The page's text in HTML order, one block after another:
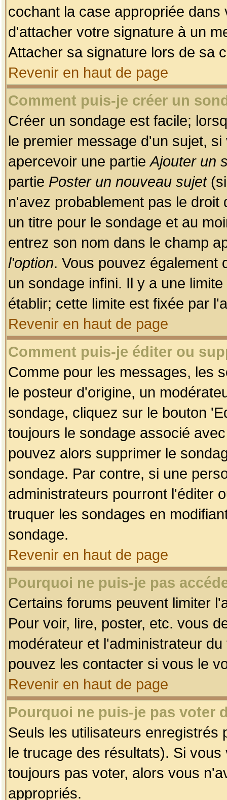
cochant la case appropriée
d'attacher votre signature à un
Attacher sa signature lors de sa
Revenir en haut de page
Comment puis-je créer un
Créer un sondage est facile;
le premier message d'un sujet,
apercevoir une partieAjouter un
partie Poster un nouveau sujet(si
n'avez probablement pas le
un titre pour le sondage et au
entrez son nom dans le champ
l'option. Vous pouvez également
un sondage infini. Il y a une
établir; cette limite est fixée par
Revenir en haut de page
Comment puis-je éditer ou
Comme pour les messages, les
le posteur d'origine, un
sondage, cliquez sur le bouton
toujours le sondage associé
pouvez alors supprimer le
sondage. Par contre, si une
administrateurs pourront l'éditer
truquer les sondages en
sondage.
Revenir en haut de page
Pourquoi ne puis-je pas
Certains forums peuvent limiter
Pour voir, lire, poster, etc. vous
modérateur et l'administrateur
pouvez les contacter si vous le
Revenir en haut de page
Pourquoi ne puis-je pas voter
Seuls les utilisateurs enregistrés
le trucage des résultats). Si
toujours pas voter, alors vous
appropriés.